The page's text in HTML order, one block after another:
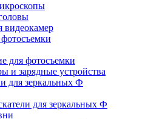
для фотосъемки
и зарядные устройства
для зеркальных Ф
для зеркальных Ф